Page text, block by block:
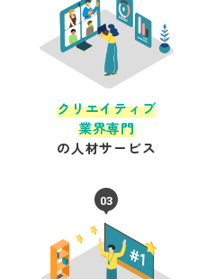
クリエイティブ
業界専門
の人材サービス
03